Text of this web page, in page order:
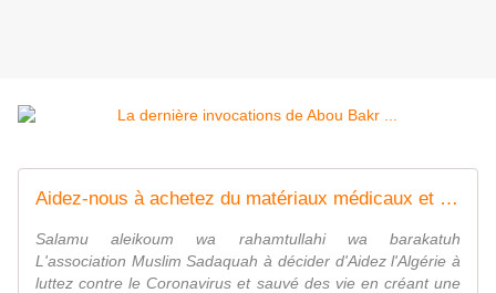
Aidez-nous à achetez du matériaux médicaux et médicaments pour l'Algérie - Salafidunord
Salamu aleikoum wa rahamtullahi wa barakatuh
L'association Muslim Sadaquah à décider d'Aidez l'Algérie à
luttez contre le Coronavirus et sauvé des vie en créant une